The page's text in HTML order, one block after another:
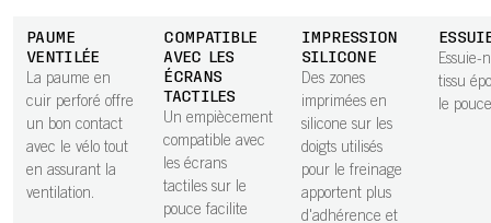
PAUME
VENTILÉE
La paume en
cuir perforé offre
un bon contact
avec le vélo tout
en assurant la
ventilation.
COMPATIBLE
AVEC LES
ÉCRANS
TACTILES
Un empiècement
compatible avec
les écrans
tactiles sur le
pouce facilite
IMPRESSION
SILICONE
Des zones
imprimées en
silicone sur les
doigts utilisés
pour le freinage
apportent plus
d'adhérence et
Essuie-
tissu
le